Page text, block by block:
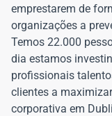
emprestarem de
organizações a
Temos 22.000
dia estamos
profissionais
clientes a
corporativa em